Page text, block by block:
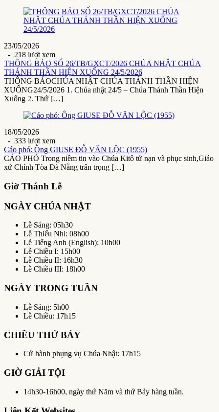
23/05/2026
- 218 lượt xem
THÔNG BÁO SỐ 26/TB/GXCT/2026 CHÚA NHẬT CHÚA
THÁNH THẦN HIỆN XUỐNG 24/5/2026
THÔNG BÁOCHÚA NHẬT CHÚA THÁNH THẦN HIỆN
XUỐNG24/5/2026 1. Chúa nhật 24/5 – Chúa Thánh Thần Hiện
Xuống 2. Thứ […]
18/05/2026
- 333 lượt xem
Cáo phó: Ông GIUSE ĐỖ VĂN LỘC (1955)
CÁO PHÓ Trong niềm tin vào Chúa Kitô tử nạn và phục sinh,Giáo
xứ Chính Tòa Đà Nẵng trân trọng […]
Giờ Thánh Lễ
NGÀY CHÚA NHẬT
Lễ Sáng: 05h30
Lễ Thiếu Nhi: 08h00
Lễ Tiếng Anh (English): 10h00
Lễ Chiều I: 15h00
Lễ Chiều II: 16h30
Lễ Chiều III: 18h00
NGÀY TRONG TUẦN
Lễ Sáng: 5h00
Lễ Chiều: 17h15
CHIỀU THỨ BẢY
Cử hành phụng vụ Chúa Nhật: 17h15
GIỜ GIẢI TỘI
14h30-16h00, ngày thứ Năm và thứ Bảy hàng tuần.